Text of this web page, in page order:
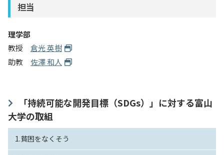
「持続可能な開発目標（SDGs）」に対する富山
大学の取組
1.貧困をなくそう
担当
理学部
教授 倉光 英樹
助教 佐澤 和人